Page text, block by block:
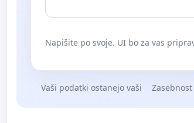
Napišite po svoje. UI bo za vas
Vaši podatki ostanejo vaši